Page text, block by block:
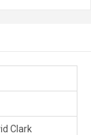
Clark